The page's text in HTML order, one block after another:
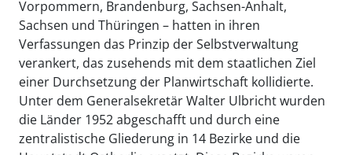
Vorpommern, Brandenburg, Sachsen-Anhalt,
Sachsen und Thüringen – hatten in ihren
Verfassungen das Prinzip der Selbstverwaltung
verankert, das zusehends mit dem staatlichen Ziel
einer Durchsetzung der Planwirtschaft kollidierte.
Unter dem Generalsekretär Walter Ulbricht wurden
die Länder 1952 abgeschafft und durch eine
zentralistische Gliederung in 14 Bezirke und die